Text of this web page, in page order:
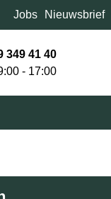
Jobs Nieuwsbrief
349 41 40
- 17:00